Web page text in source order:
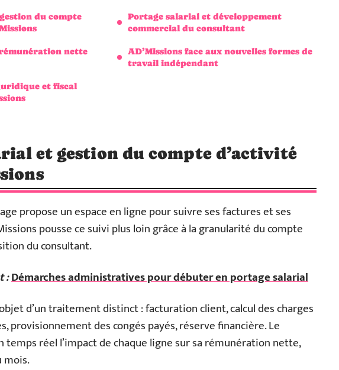
du compte
nette
et fiscal
Portage salarial et développement
commercial du consultant
AD’Missions face aux nouvelles formes de
travail indépendant
et gestion du compte d’activité
propose un espace en ligne pour suivre ses factures et ses
pousse ce suivi plus loin grâce à la granularité du compte
du consultant.
:Démarches administratives pour débuter en portage salarial
d’un traitement distinct : facturation client, calcul des charges
provisionnement des congés payés, réserve financière. Le
temps réel l’impact de chaque ligne sur sa rémunération nette,
mois.